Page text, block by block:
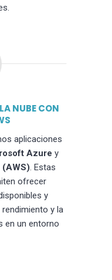
NUBE CON
aplicaciones
Azure y
. Estas
ofrecer
y
y la
en un entorno